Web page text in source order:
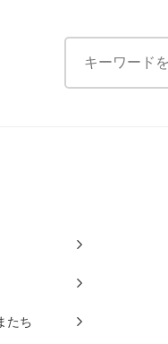
たち